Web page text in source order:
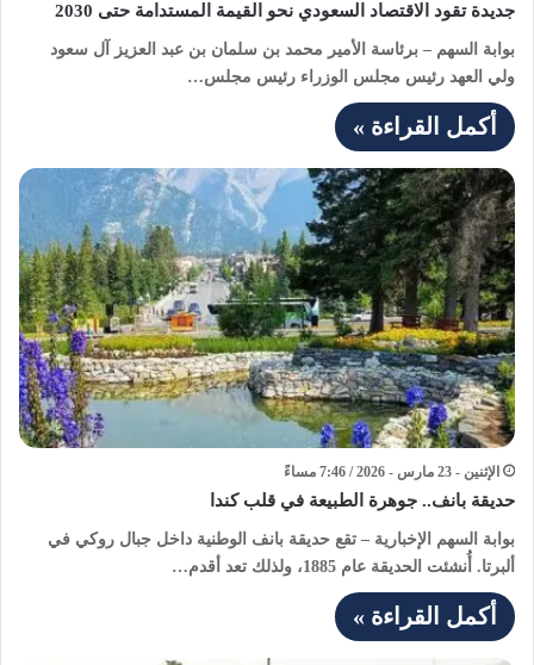
جديدة تقود الاقتصاد السعودي نحو القيمة المستدامة حتى 2030
بوابة السهم – برئاسة الأمير محمد بن سلمان بن عبد العزيز آل سعود
ولي العهد رئيس مجلس الوزراء رئيس مجلس…
أكمل القراءة »
الإثنين - 23 مارس - 2026 / 7:46 مساءً
حديقة بانف.. جوهرة الطبيعة في قلب كندا
بوابة السهم الإخبارية – تقع حديقة بانف الوطنية داخل جبال روكي في
ألبرتا. أُنشئت الحديقة عام 1885، ولذلك تعد أقدم…
أكمل القراءة »